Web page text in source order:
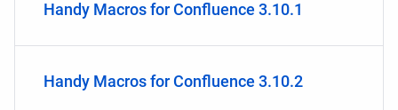
Handy Macros for Confluence 3.10.1
Handy Macros for Confluence 3.10.2